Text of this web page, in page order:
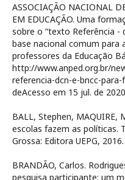
ASSOCIAÇÃO NACIONAL
EM EDUCAÇÃO. Uma
sobre o “texto Referência -
base nacional comum para
professores da Educação
http://www.anped.org.br/
referencia-dcn-e-bncc-
deAcesso em 15 jul. de
BALL, Stephen, MAQUIRE,
escolas fazem as políticas.
Grossa: Editora UEPG, 2016.
BRANDÃO, Carlos.
pesquisa participante: um